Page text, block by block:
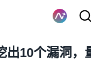
出10个漏洞，